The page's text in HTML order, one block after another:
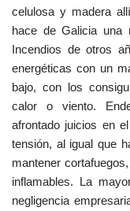
celulosa y madera
hace de Galicia una
Incendios de otros
energéticas con un
bajo, con los
calor o viento.
afrontado juicios en
tensión, al igual que
mantener
inflamables. La
negligencia